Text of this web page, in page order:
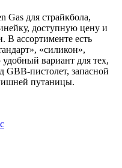
Gas для страйкбола,
доступную цену и
В ассортименте есть
«силикон»,
вариант для тех,
GBB-пистолет, запасной
путаницы.